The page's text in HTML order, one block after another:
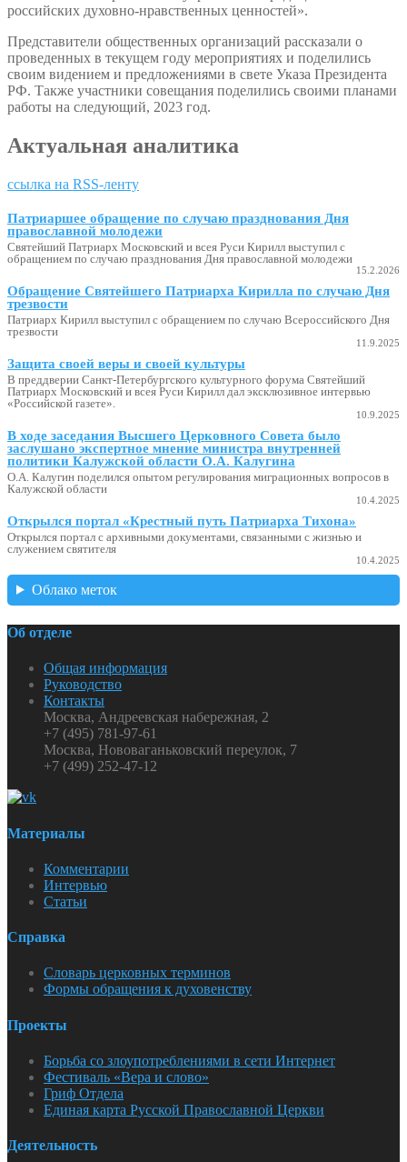
российских духовно-нравственных ценностей».
Представители общественных организаций рассказали о
проведенных в текущем году мероприятиях и поделились
своим видением и предложениями в свете Указа Президента
РФ. Также участники совещания поделились своими планами
работы на следующий, 2023 год.
Актуальная аналитика
ссылка на RSS-ленту
Патриаршее обращение по случаю празднования Дня
православной молодежи
Святейший Патриарх Московский и всея Руси Кирилл выступил с
обращением по случаю празднования Дня православной молодежи
15.2.2026
Обращение Святейшего Патриарха Кирилла по случаю Дня
трезвости
Патриарх Кирилл выступил с обращением по случаю Всероссийского Дня
трезвости
11.9.2025
Защита своей веры и своей культуры
В преддверии Санкт-Петербургского культурного форума Святейший
Патриарх Московский и всея Руси Кирилл дал эксклюзивное интервью
«Российской газете».
10.9.2025
В ходе заседания Высшего Церковного Совета было
заслушано экспертное мнение министра внутренней
политики Калужской области О.А. Калугина
О.А. Калугин поделился опытом регулирования миграционных вопросов в
Калужской области
10.4.2025
Открылся портал «Крестный путь Патриарха Тихона»
Открылся портал с архивными документами, связанными с жизнью и
служением святителя
10.4.2025
Облако меток
Об отделе
Общая информация
Руководство
Контакты
Москва, Андреевская набережная, 2
+7 (495) 781-97-61
Москва, Нововаганьковский переулок, 7
+7 (499) 252-47-12
Материалы
Комментарии
Интервью
Статьи
Справка
Словарь церковных терминов
Формы обращения к духовенству
Проекты
Борьба со злоупотреблениями в сети Интернет
Фестиваль «Вера и слово»
Гриф Отдела
Единая карта Русской Православной Церкви
Деятельность